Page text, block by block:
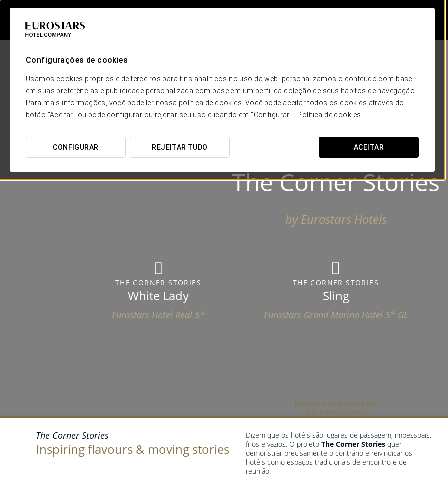
Configurações de cookies
Usamos cookies próprios e de terceiros para fins analíticos no uso da web, personalizamos o conteúdo com base
em suas preferências e publicidade personalizada com base em um perfil da coleção de seus hábitos de navegação.
Para mais informações, você pode ler nossa política de cookies. Você pode aceitar todos os cookies através do
botão "Aceitar" ou pode configurar ou rejeitar seu uso clicando em "Configurar ". Política de cookies
CONFIGURAR REJEITAR TUDO ACEITAR
EUROSTARS PRESENTA
The Corner Stories
by Eurostars Hotels
THE CORNER STORIES
White Lady
Eurostars Hotel Real 5*
THE CORNER STORIES
Sling
Eurostars Grand Marina Hotel 5* GL
Eurostars Hotel Company
The Corner Stories
The Corner Stories
Inspiring flavours & moving stories
Dizem que os hotéis são lugares de passagem, impessoais,
frios e vazios. O projeto The Corner Stories quer
demonstrar precisamente o contrário e reivindicar os
hotéis como espaços tradicionais de encontro e de
reunião.